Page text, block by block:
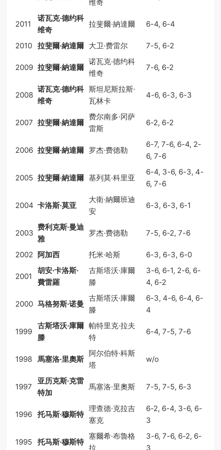
维奇
2011
诺瓦克·德约科
维奇
拉斐爾·納達爾 6-4, 6-4
2010 拉斐爾·納達爾 大卫·费雷尔 7-5, 6-2
2009 拉斐爾·納達爾
诺瓦克·德约科
维奇
7-6, 6-2
2008
诺瓦克·德约科
维奇
斯坦尼斯拉斯·
瓦林卡
4-6, 6-3, 6-3
2007 拉斐爾·納達爾
费尔南多·冈萨
雷斯
6-2, 6-2
2006 拉斐爾·納達爾 罗杰·费德勒
6-7, 7-6, 6-4, 2-
6, 7-6
2005 拉斐爾·納達爾 基列莫·科里亚
6-4, 3-6, 6-3, 4-
6, 7-6
2004 卡洛斯·莫亚
大衛·納爾班迪
安
6-3, 6-3, 6-1
2003
费利克斯·曼迪
雅
罗杰·费德勒 7-5, 6-2, 7-6
2002 阿加西 托米·哈斯 6-3, 6-3, 6-0
2001
胡安·卡洛斯·
費雷羅
古斯塔沃·庫爾
滕
3-6, 6-1, 2-6, 6-
4, 6-2
2000 马格努斯·诺曼
古斯塔沃·庫爾
滕
6-3, 4-6, 6-4, 6-
4
1999
古斯塔沃·庫爾
滕
帕特里克·拉夫
特
6-4, 7-5, 7-6
1998 馬塞洛·里奧斯
阿尔伯特·科斯
塔
w/o
1997
亚历克斯·克雷
特加
馬塞洛·里奧斯 7-5, 7-5, 6-3
1996 托马斯·穆斯特
理查德·克拉吉
塞克
6-2, 6-4, 3-6, 6-
3
1995 托马斯·穆斯特
塞爾希·布魯格
拉
3-6, 7-6, 6-2, 6-
3